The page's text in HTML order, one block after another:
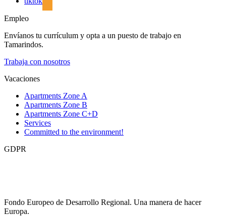
Empleo
Envíanos tu currículum y opta a un puesto de trabajo en
Tamarindos.
Trabaja con nosotros
Vacaciones
Apartments Zone A
Apartments Zone B
Apartments Zone C+D
Services
Committed to the environment!
GDPR
Fondo Europeo de Desarrollo Regional. Una manera de hacer
Europa.